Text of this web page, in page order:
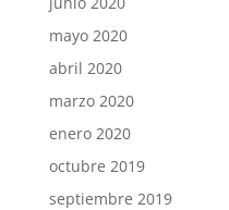
mayo 2020
abril 2020
marzo 2020
enero 2020
octubre 2019
septiembre 2019